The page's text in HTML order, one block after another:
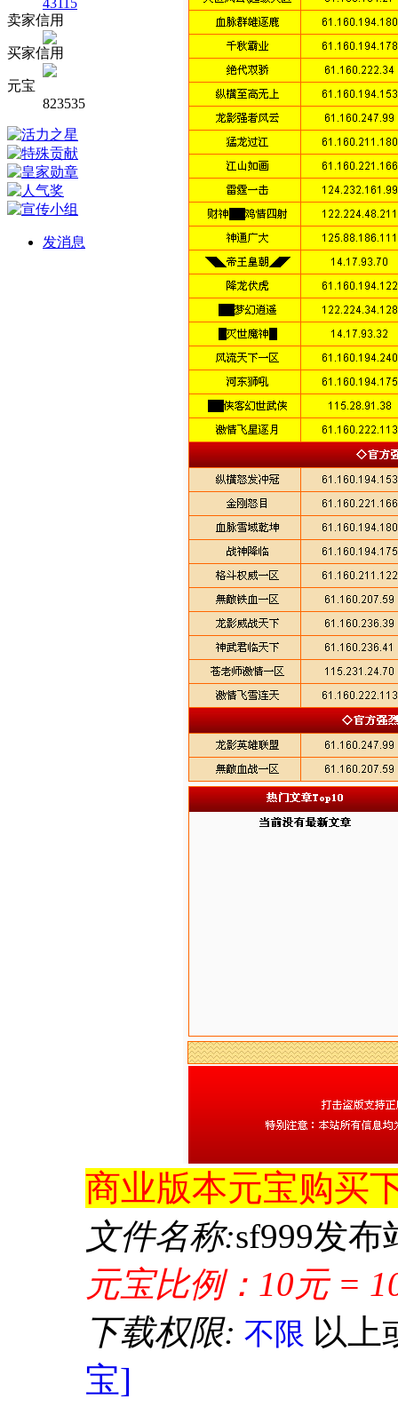
卖家信用
买家信用
元宝
823535
发消息
商业版本元宝购买
文件名称:sf999发
元宝比例：10元 =
下载权限: 不限 以上
宝]